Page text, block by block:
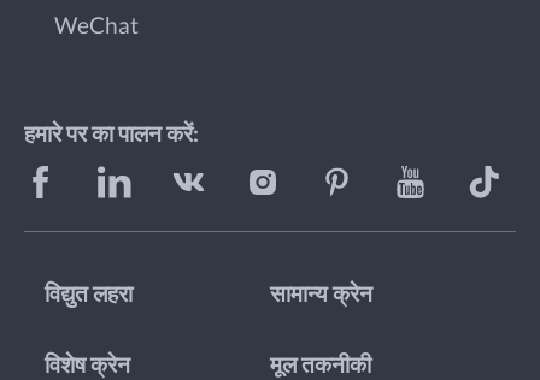
WeChat
हमारे पर का पालन करें:
विद्युत लहरा सामान्य क्रेन
विशेष क्रेन मूल तकनीकी